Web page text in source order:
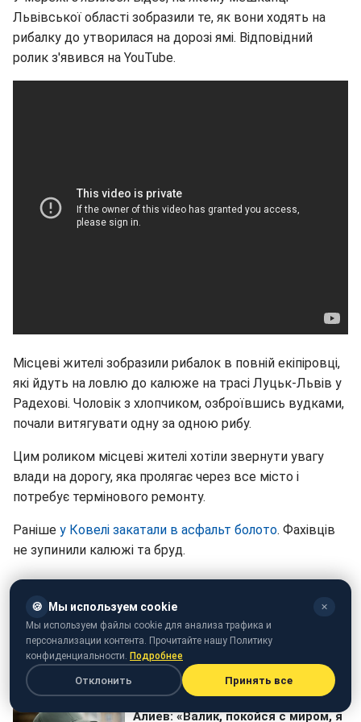
Львівської області зобразили те, як вони ходять на
рибалку до утворилася на дорозі ямі. Відповідний
ролик з'явився на YouTube.
Місцеві жителі зобразили рибалок в повній екіпіровці,
які йдуть на ловлю до калюже на трасі Луцьк-Львів у
Радехові. Чоловік з хлопчиком, озброївшись вудками,
почали витягувати одну за одною рибу.
Цим роликом місцеві жителі хотіли звернути увагу
влади на дорогу, яка пролягає через все місто і
потребує термінового ремонту.
Раніше у Ковелі закатали в асфальт болото. Фахівців
не зупинили калюжі та бруд.
🍪 Мы используем cookie ✕
Мы используем файлы cookie для анализа трафика и
персонализации контента. Прочитайте нашу Политику
конфиденциальности. Подробнее
Отклонить Принять все